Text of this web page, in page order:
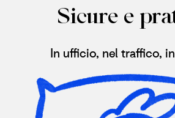
Sicure e
In ufficio, nel traffico,